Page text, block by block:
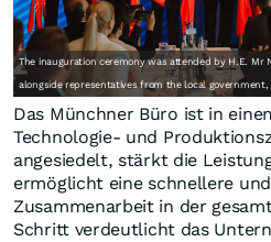
The inauguration ceremony was attended by H.E. Mr
alongside representatives from the local government,
Das Münchner Büro ist in
Technologie- und
angesiedelt, stärkt die
ermöglicht eine schnellere
Zusammenarbeit in der
Schritt verdeutlicht das